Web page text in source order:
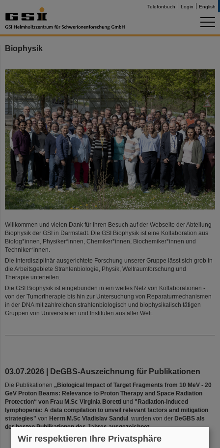
Telefonbuch Login English
Biophysik
©
Willkommen und vielen Dank für Ihren Besuch auf der Webseite der Abteilung
Biophysik der GSI in Darmstadt. Die GSI Biophysik ist eine Kollaboration aus
Biolog*innen, Physiker*innen, Chemiker*innen, Biochemiker*innen und
Techniker*innen.
Die interdisziplinär ausgerichtete Forschung unserer Gruppe lässt sich grob in
die Arbeitsgebiete Strahlenbiologie, Physik, Weltraumforschung und
Therapie unterteilen.
Die GSI Biophysik ist eingebunden in ein weites Netz von Kollaborationen -
von der Tumortherapie bis hin zur Untersuchung von Reparaturmechanismen
in der DNA mit zahlreichen strahlenbiologisch und biophysikalisch tätigen
Gruppen von Universitäten und Instituten aus aller Welt.
03.07.2026 | DeGBS-Auszeichnung für Publikationen
Die Publikationen „Biological Impact of Target Fragments from 10 MeV - 20
GeV Proton Beams: Relevance to Proton Therapy and Space Radiation
Protection“ von Frau M.Sc Virginia Boretti und "Radiation-induced
lymphopenia: A data compilation to unveil relevant factors and mitigation
strategies" von Herrn M.Sc Vladislav Sandul wurden von der DeGBS als
der besten Publikationen des Jahres ausgezeichnet.
Wir respektieren Ihre Privatsphäre